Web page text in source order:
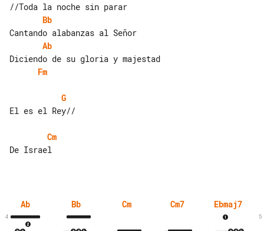
Bb
Ab
Fm
G
El es el Rey//
Cm
De Israel
Ab
4
Bb Cm Cm7 Ebmaj7
5